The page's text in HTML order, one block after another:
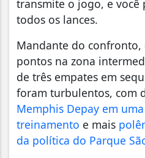
transmite o jogo, e você
todos os lances.
Mandante do
pontos na zona
de três empates em
foram turbulentos, com
Memphis Depay em
treinamento e mais
da política do Parque